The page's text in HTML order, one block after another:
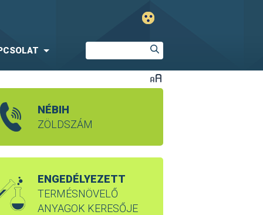
NÉBIH
ZÖLDSZÁM
ENGEDÉLYEZETT
TERMÉSNÖVELŐ
ANYAGOK KERESŐJE